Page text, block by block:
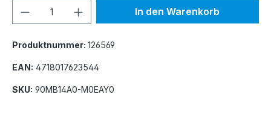
Produkt Anzahl: Gib denIn den Warenkorb
Produktnummer: 126569
EAN: 4718017623544
SKU: 90MB14A0-M0EAY0